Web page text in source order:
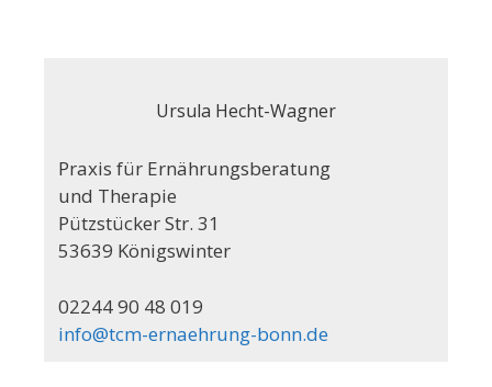
Ursula Hecht-Wagner
Praxis für Ernährungsberatung
und Therapie
Pützstücker Str. 31
53639 Königswinter
02244 90 48 019
info@tcm-ernaehrung-bonn.de